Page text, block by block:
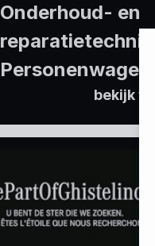
Onderhoud- en
bekijk